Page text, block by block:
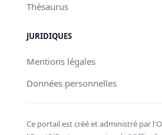
Thésaurus
JURIDIQUES
Mentions légales
Données personnelles
Ce portail est créé et administré par